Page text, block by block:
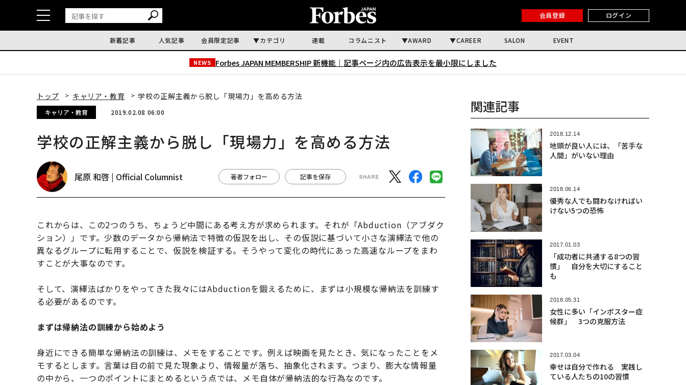
会員登録 ログイン
新着記事 人気記事 会員限定記事 カテゴリ 連載 コラムニスト AWARD CAREER SALON EVENT
NEWS Forbes JAPAN MEMBERSHIP 新機能｜ 記事ページ内の広告表示を最小限にしました
トップ キャリア・教育 学校の正解主義から脱し「現場力」を高める方法
キャリア・教育 2019.02.08 06:00
学校の正解主義から脱し「現場力」を高める方法
尾原 和啓 | Official Columnist 著者フォロー 記事を保存
これからは、この2つのうち、ちょうど中間にある考え方が求められます。それが「Abduction（アブダク
ション）」です。少数のデータから帰納法で特徴の仮説を出し、その仮説に基づいて小さな演繹法で他の
異なるグループに転用することで、仮説を検証する。そうやって変化の時代にあった高速なループをまわ
すことが大事なのです。
そして、演繹法ばかりをやってきた我々にはAbductionを鍛えるために、まずは小規模な帰納法を訓練す
る必要があるのです。
まずは帰納法の訓練から始めよう
身近にできる簡単な帰納法の訓練は、メモをすることです。例えば映画を見たとき、気になったことをメ
モするとします。言葉は目の前で見た現象より、情報量が落ち、抽象化されます。つまり、膨大な情報量
の中から、一つのポイントにまとめるという点では、メモ自体が帰納法的な行為なのです。
関連記事
2018.12.14
地頭が良い人には、「苦手な
人間」がいない理由
2018.06.14
優秀な人でも闘わなければい
けない5つの恐怖
2017.01.03
「成功者に共通する8つの習
慣」 自分を大切にすること
も
2018.05.31
女性に多い「インポスター症
候群」 3つの克服方法
2017.03.04
幸せは自分で作れる 実践し
ている人たちの10の習慣